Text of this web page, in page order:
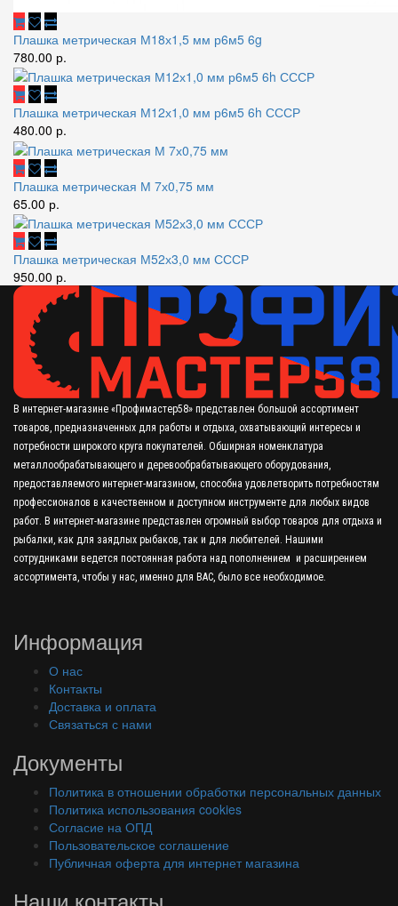
Плашка метрическая М18х1,5 мм р6м5 6g
780.00 р.
Плашка метрическая М12х1,0 мм р6м5 6h СССР
480.00 р.
Плашка метрическая М 7х0,75 мм
65.00 р.
Плашка метрическая М52х3,0 мм СССР
950.00 р.
В интернет-магазине «Профимастер58» представлен большой ассортимент
товаров, предназначенных для работы и отдыха, охватывающий интересы и
потребности широкого круга покупателей. Обширная номенклатура
металлообрабатывающего и деревообрабатывающего оборудования,
предоставляемого интернет-магазином, способна удовлетворить потребностям
профессионалов в качественном и доступном инструменте для любых видов
работ. В интернет-магазине представлен огромный выбор товаров для отдыха и
рыбалки, как для заядлых рыбаков, так и для любителей. Нашими
сотрудниками ведется постоянная работа над пополнением и расширением
ассортимента, чтобы у нас, именно для ВАС, было все необходимое.
Информация
О нас
Контакты
Доставка и оплата
Связаться с нами
Документы
Политика в отношении обработки персональных данных
Политика использования cookies
Согласие на ОПД
Пользовательское соглашение
Публичная оферта для интернет магазина